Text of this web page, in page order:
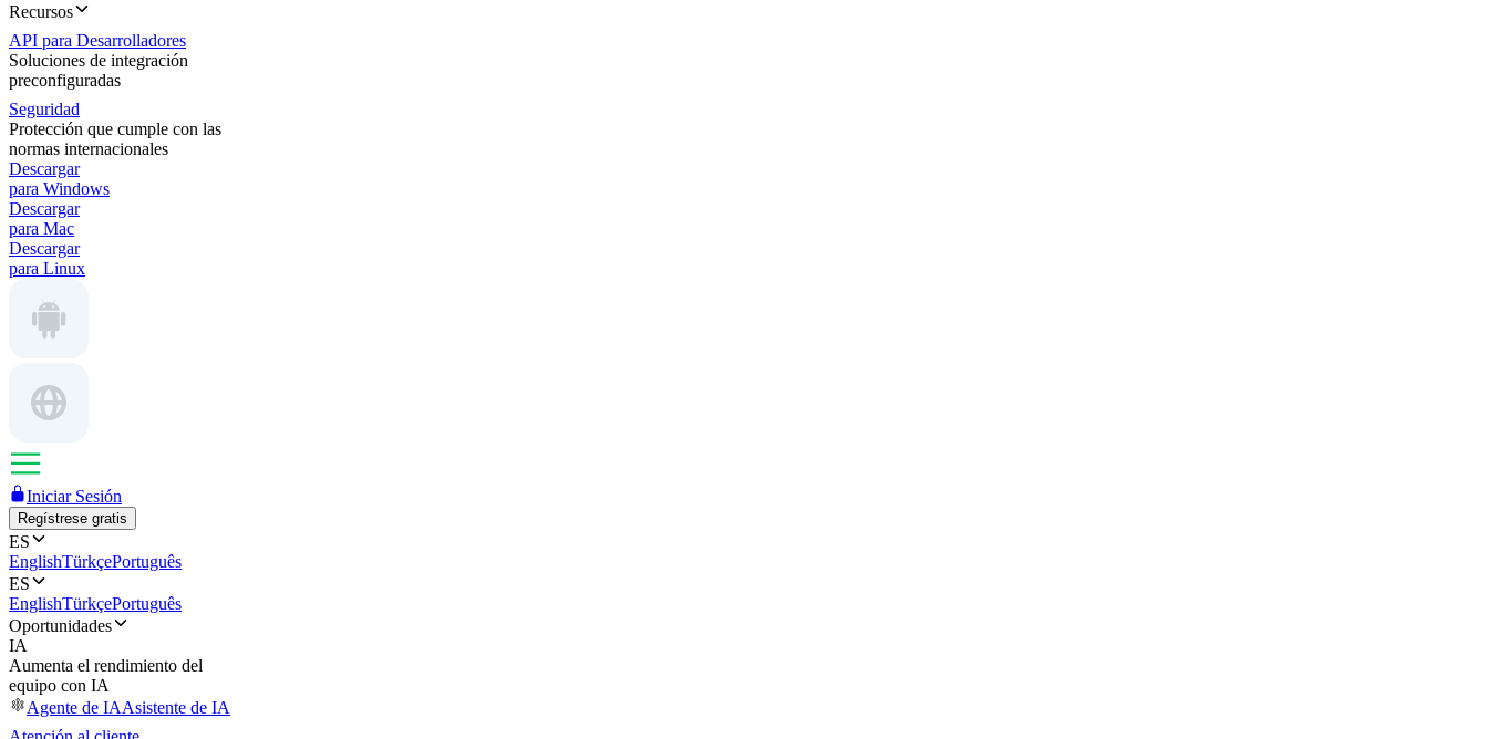
Recursos
API para Desarrolladores
Soluciones de integración
preconfiguradas
Seguridad
Protección que cumple con las
normas internacionales
Descargar
para Windows
Descargar
para Mac
Descargar
para Linux
Iniciar Sesión
Regístrese gratis
ES
EnglishTürkçePortuguês
ES
EnglishTürkçePortuguês
Oportunidades
IA
Aumenta el rendimiento del
equipo con IA
Agente de IAAsistente de IA